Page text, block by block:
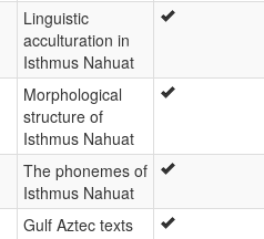
Linguistic
acculturation in
Isthmus Nahuat
Morphological
structure of
Isthmus Nahuat
The phonemes of
Isthmus Nahuat
Gulf Aztec texts